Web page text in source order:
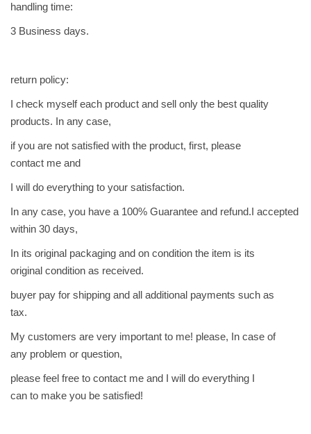
handling time:
3 Business days.
return policy:
I check myself each product and sell only the best quality
products. In any case,
if you are not satisfied with the product, first, please
contact me and
I will do everything to your satisfaction.
In any case, you have a 100% Guarantee and refund.I accepted
within 30 days,
In its original packaging and on condition the item is its
original condition as received.
buyer pay for shipping and all additional payments such as
tax.
My customers are very important to me! please, In case of
any problem or question,
please feel free to contact me and I will do everything I
can to make you be satisfied!